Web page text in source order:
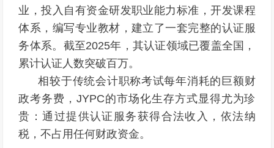
业，投入自有资金研发职业能力标准，开发课程
体系，编写专业教材，建立了一套完整的认证服
务体系。截至2025年，其认证领域已覆盖全国，
累计认证人数突破百万。
相较于传统会计职称考试每年消耗的巨额财
政考务费，JYPC的市场化生存方式显得尤为珍
贵：通过提供认证服务获得合法收入，依法纳
税，不占用任何财政资金。